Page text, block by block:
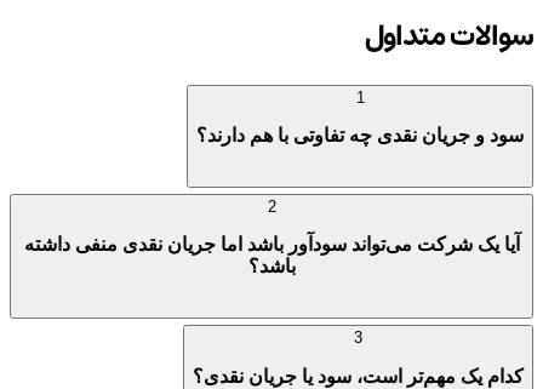
سوالات متداول
سود و جریان نقدی چه تفاوتی با هم دارند؟
آیا یک شرکت می‌تواند سودآور باشد اما جریان نقدی منفی داشته
باشد؟
کدام‌ یک مهم‌تر است، سود یا جریان نقدی؟